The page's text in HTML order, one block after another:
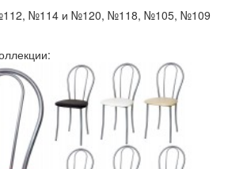
№114 и №120, №118, №105, №109